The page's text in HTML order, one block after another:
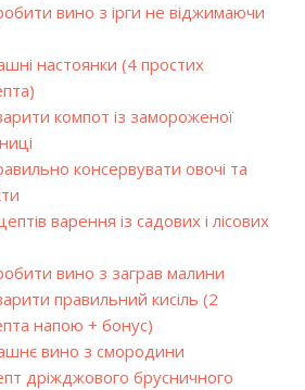
вино з ірги не віджимаючи
настоянки (4 простих
компот із замороженої
консервувати овочі та
варення із садових і лісових
вино з заграв малини
правильний кисіль (2
напою + бонус)
вино з смородини
дріжджового брусничного